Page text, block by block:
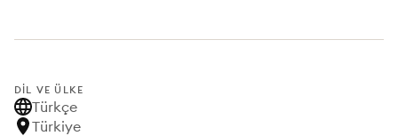
DIL VE ÜLKE
Türkçe
Türkiye